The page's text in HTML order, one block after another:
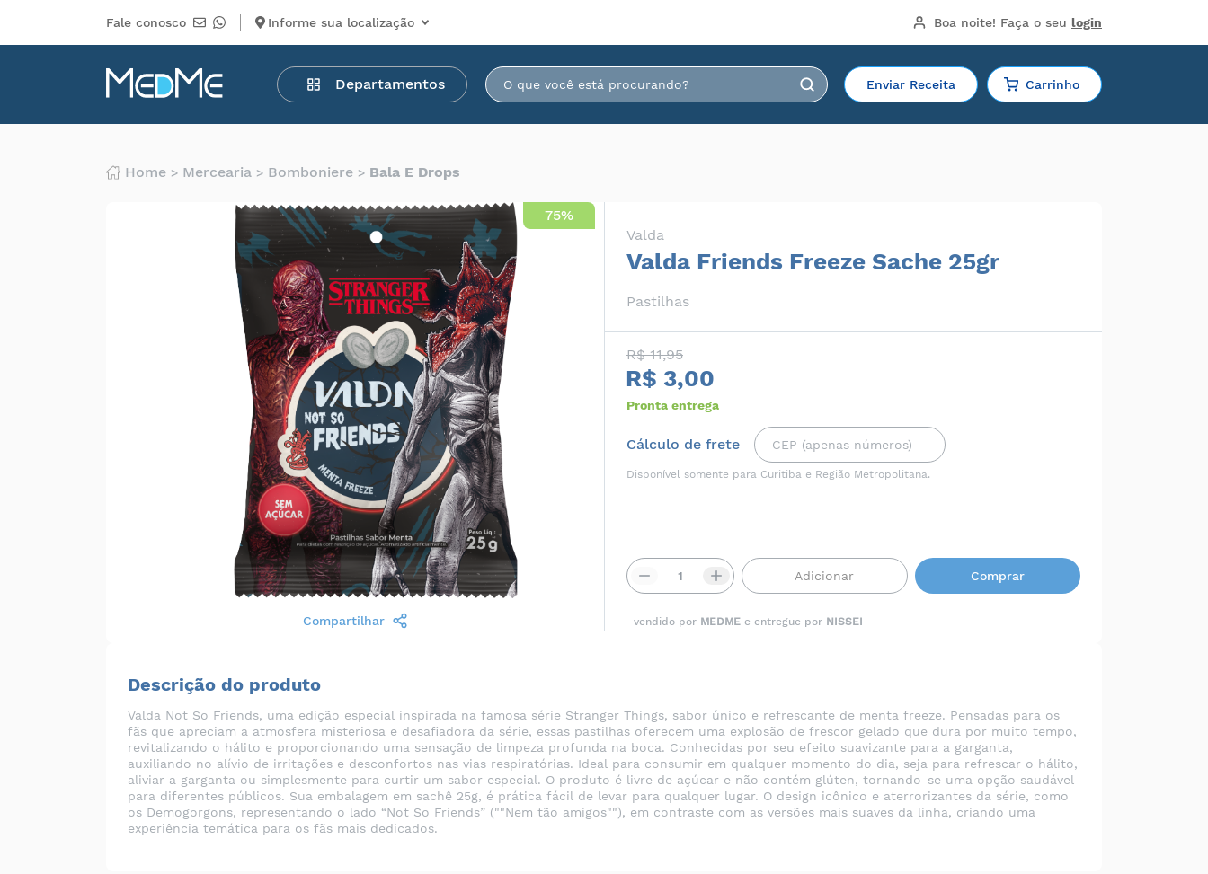
Fale conosco Informe sua localização Boa noite! Faça o seu login
Departamentos Enviar Receita Carrinho
Departamentos
Medicamentos
Higiene
Home Mercearia Bomboniere Bala E Drops
75%
Compartilhar
Valda
Valda Friends Freeze Sache 25gr
Pastilhas
R$ 11,95
R$ 3,00
Pronta entrega
Cálculo de frete
Disponível somente para Curitiba e Região Metropolitana.
Adicionar Comprar
vendido por MEDME e entregue por NISSEI
Descrição do produto
Valda Not So Friends, uma edição especial inspirada na famosa série Stranger Things, sabor único e refrescante de menta freeze. Pensadas para os
fãs que apreciam a atmosfera misteriosa e desafiadora da série, essas pastilhas oferecem uma explosão de frescor gelado que dura por muito tempo,
revitalizando o hálito e proporcionando uma sensação de limpeza profunda na boca. Conhecidas por seu efeito suavizante para a garganta,
auxiliando no alívio de irritações e desconfortos nas vias respiratórias. Ideal para consumir em qualquer momento do dia, seja para refrescar o hálito,
aliviar a garganta ou simplesmente para curtir um sabor especial. O produto é livre de açúcar e não contém glúten, tornando-se uma opção saudável
para diferentes públicos. Sua embalagem em sachê 25g, é prática fácil de levar para qualquer lugar. O design icônico e aterrorizantes da série, como
os Demogorgons, representando o lado “Not So Friends” (""Nem tão amigos""), em contraste com as versões mais suaves da linha, criando uma
experiência temática para os fãs mais dedicados.